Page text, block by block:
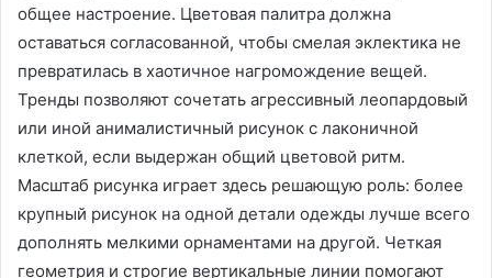
общее настроение. Цветовая палитра должна
оставаться согласованной, чтобы смелая эклектика не
превратилась в хаотичное нагромождение вещей.
Тренды позволяют сочетать агрессивный леопардовый
или иной анималистичный рисунок с лаконичной
клеткой, если выдержан общий цветовой ритм.
Масштаб рисунка играет здесь решающую роль: более
крупный рисунок на одной детали одежды лучше всего
дополнять мелкими орнаментами на другой. Четкая
геометрия и строгие вертикальные линии помогают